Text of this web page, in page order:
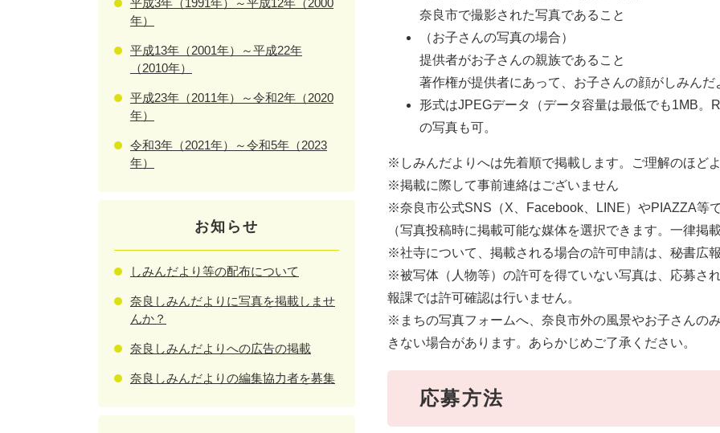
奈良市で撮影された写真であること
（お子さんの写真の場合）
提供者がお子さんの親族であること
著作権が提供者にあって、お子さんの顔がしみん
形式はJPEGデータ（データ容量は最低でも1MB。
の写真も可。
※しみんだよりへは先着順で掲載します。ご理解のほど
※​掲載に際して事前連絡はございません
※奈良市公式SNS（X、Facebook、LINE）やPIAZZA等
（写真投稿時に掲載可能な媒体を選択できます。一律
※社寺について、掲載される場合の許可申請は、秘書広
※被写体（人物等）の許可を得ていない写真は、応募さ
報課では許可確認は行いません。
※まちの写真フォームへ、奈良市外の風景やお子さんの
きない場合があります。あらかじめご了承ください。
応募方法
平成3年（1991年）～平成12年（2000
年）
平成13年（2001年）～平成22年
（2010年）
平成23年（2011年）～令和2年（2020
年）
令和3年（2021年）～令和5年（2023
年）
お知らせ
しみんだより等の配布について
奈良しみんだよりに写真を掲載しませ
んか？
奈良しみんだよりへの広告の掲載
奈良しみんだよりの編集協力者を募集